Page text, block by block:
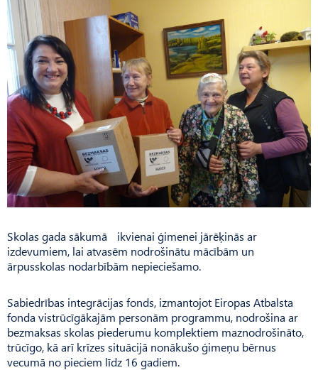
Skolas gada sākumā ikvienai ģimenei jārēķinās ar
izdevumiem, lai atvasēm nodrošinātu mācībām un
ārpusskolas nodarbībām nepieciešamo.
Sabiedrības integrācijas fonds, izmantojot Eiropas At­balsta
fonda vistrūcīgākajām personām programmu, nodrošina ar
bezmaksas skolas piederumu komplektiem maznodrošināto,
trūcīgo, kā arī krīzes situācijā nonākušo ģimeņu bērnus
vecumā no pieciem līdz 16 gadiem.